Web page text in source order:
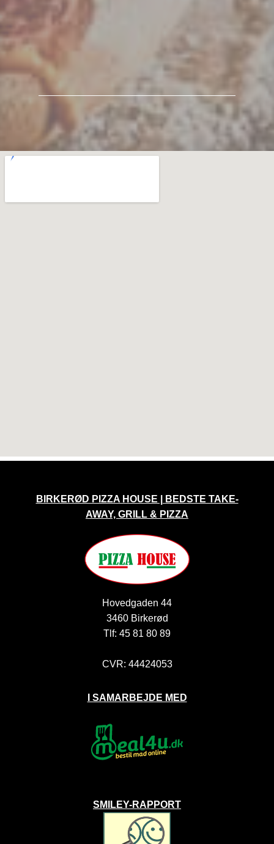
BIRKERØD PIZZA HOUSE | BEDSTE TAKE-
AWAY, GRILL & PIZZA
Hovedgaden 44
3460 Birkerød
Tlf: 45 81 80 89
CVR: 44424053
I SAMARBEJDE MED
SMILEY-RAPPORT